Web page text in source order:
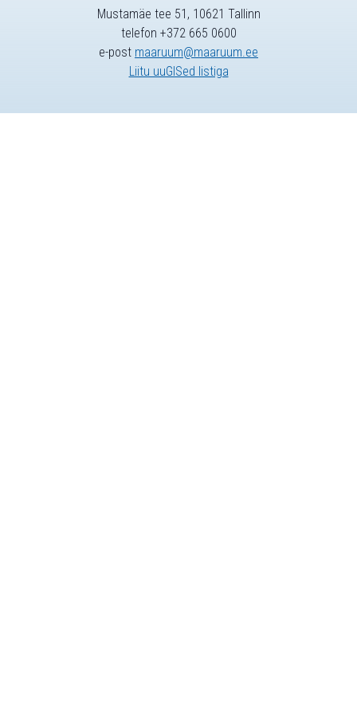
Mustamäe tee 51, 10621 Tallinn
telefon +372 665 0600
e-post maaruum@maaruum.ee
Liitu uuGISed listiga